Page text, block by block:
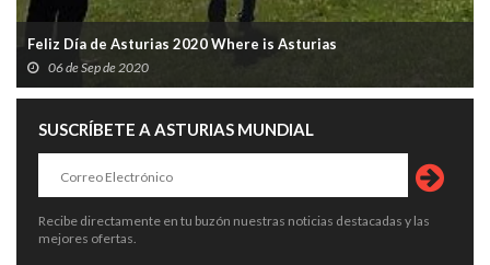
Feliz Día de Asturias 2020 Where is Asturias
06 de Sep de 2020
SUSCRÍBETE A ASTURIAS MUNDIAL
Recibe directamente en tu buzón nuestras noticias destacadas y las
mejores ofertas.